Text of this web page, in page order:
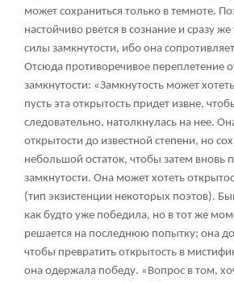
может сохраниться только в темноте.
настойчиво рвется в сознание и сразу же
силы замкнутости, ибо она
Отсюда противоречивое переплетение
замкнутости: «Замкнутость может
пусть эта открытость придет извне,
следовательно, натолкнулась на нее.
открытости до известной степени, но
небольшой остаток, чтобы затем вновь
замкнутости. Она может хотеть
(тип экзистенции некоторых поэтов).
как будто уже победила, но в тот же
решается на последнюю попытку; она
чтобы превратить открытость в
она одержала победу. «Вопрос в том,